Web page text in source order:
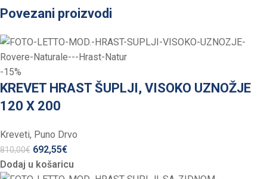
Povezani proizvodi
-15%
KREVET HRAST ŠUPLJI, VISOKO UZNOŽJE
120 X 200
Kreveti, Puno Drvo
810,00€ 692,55€
Dodaj u košaricu